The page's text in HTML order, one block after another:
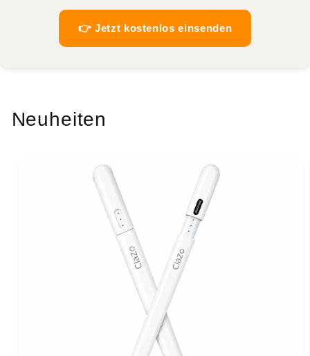
👉 Jetzt kostenlos einsenden
Neuheiten